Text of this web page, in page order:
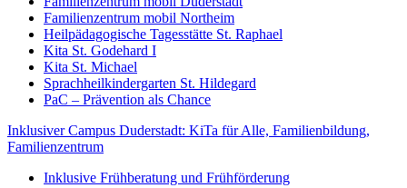
Familienzentrum mobil Northeim
Heilpädagogische Tagesstätte St. Raphael
Kita St. Godehard I
Kita St. Michael
Sprachheilkindergarten St. Hildegard
PaC – Prävention als Chance
Inklusiver Campus Duderstadt: KiTa für Alle, Familienbildung,
Familienzentrum
Inklusive Frühberatung und Frühförderung